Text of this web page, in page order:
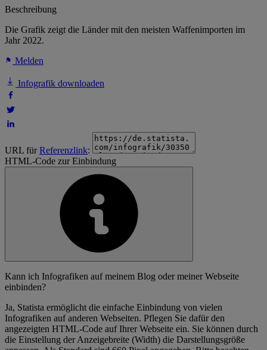
Beschreibung
Die Grafik zeigt die Länder mit den meisten Waffenimporten im
Jahr 2022.
Melden
Infografik downloaden
URL fürReferenzlink:
HTML-Code zur Einbindung
Kann ich Infografiken auf meinem Blog oder meiner Webseite
einbinden?
Ja, Statista ermöglicht die einfache Einbindung von vielen
Infografiken auf anderen Webseiten. Pflegen Sie dafür den
angezeigten HTML-Code auf Ihrer Webseite ein. Sie können durch
die Einstellung der Anzeigebreite (Width) die Darstellungsgröße